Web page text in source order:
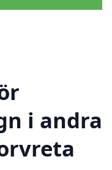
i andra